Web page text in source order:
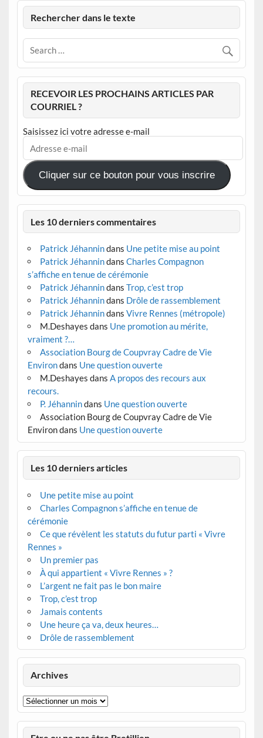
Rechercher dans le texte
RECEVOIR LES PROCHAINS ARTICLES PAR
COURRIEL ?
Saisissez ici votre adresse e-mail
Adresse
mail
Cliquer sur ce bouton pour vous inscrire
Les 10 derniers commentaires
Patrick Jéhannindans Une petite mise au point
Patrick Jéhannindans Charles Compagnon
s’affiche en tenue de cérémonie
Patrick Jéhannindans Trop, c’est trop
Patrick Jéhannindans Drôle de rassemblement
Patrick Jéhannindans Vivre Rennes (métropole)
M.Deshayes dans Une promotion au mérite,
vraiment ?…
Association Bourg de Coupvray Cadre de Vie
Environdans Une question ouverte
M.Deshayes dans A propos des recours aux
recours.
P. Jéhannindans Une question ouverte
Association Bourg de Coupvray Cadre de Vie
Environdans Une question ouverte
Les 10 derniers articles
Une petite mise au point
Charles Compagnon s’affiche en tenue de
cérémonie
Ce que révèlent les statuts du futur parti « Vivre
Rennes »
Un premier pas
À qui appartient « Vivre Rennes » ?
L’argent ne fait pas le bon maire
Trop, c’est trop
Jamais contents
Une heure ça va, deux heures…
Drôle de rassemblement
Archives
Archives